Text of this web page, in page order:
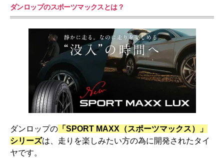
ダンロップのスポーツマックスとは？
ダンロップの 「SPORT MAXX（スポーツマックス）」
シリーズは、走りを楽しみたい方の為に開発されたタイ
ヤです。